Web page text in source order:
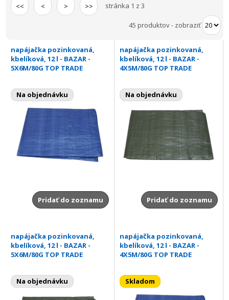
<< < > >> stránka 1 z 3
45 produktov- zobraziť
napájačka pozinkovaná,
kbelíková, 12 l - BAZAR -
5X6M/80G TOP TRADE
Na objednávku
Pridať do zoznamu
napájačka pozinkovaná,
kbelíková, 12 l - BAZAR -
4X5M/80G TOP TRADE
Na objednávku
Pridať do zoznamu
napájačka pozinkovaná,
kbelíková, 12 l - BAZAR -
5X6M/80G TOP TRADE
Na objednávku
napájačka pozinkovaná,
kbelíková, 12 l - BAZAR -
4X5M/80G TOP TRADE
Skladom